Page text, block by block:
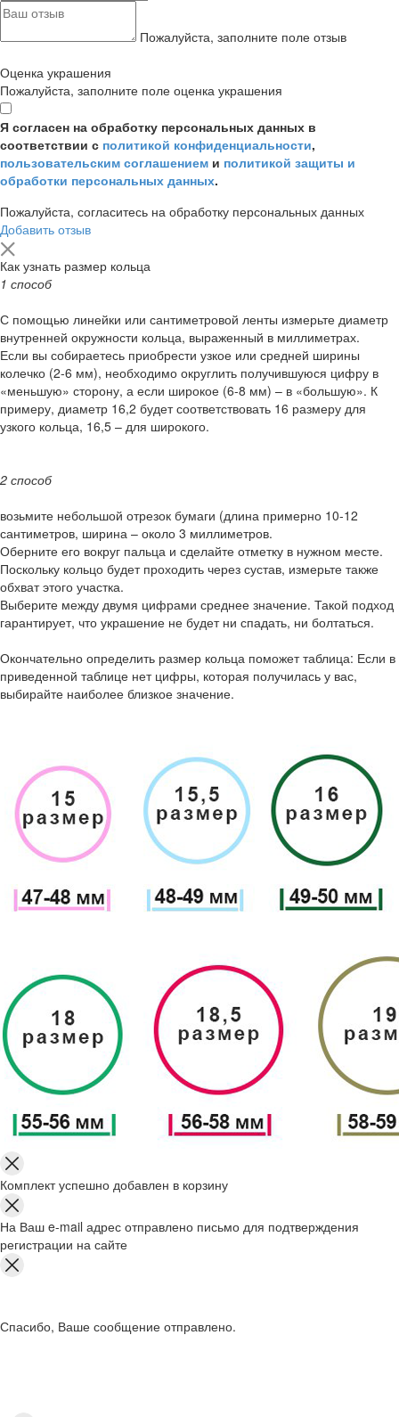
Пожалуйста, заполните поле отзыв
Оценка украшения
Пожалуйста, заполните поле оценка украшения
Я согласен на обработку персональных данных в
соответствии с политикой конфиденциальности,
пользовательским соглашением и политикой защиты и
обработки персональных данных.
Пожалуйста, согласитесь на обработку персональных данных
Добавить отзыв
Как узнать размер кольца
1 способ
С помощью линейки или сантиметровой ленты измерьте диаметр
внутренней окружности кольца, выраженный в миллиметрах.
Если вы собираетесь приобрести узкое или средней ширины
колечко (2-6 мм), необходимо округлить получившуюся цифру в
«меньшую» сторону, а если широкое (6-8 мм) – в «большую». К
примеру, диаметр 16,2 будет соответствовать 16 размеру для
узкого кольца, 16,5 – для широкого.
2 способ
возьмите небольшой отрезок бумаги (длина примерно 10-12
сантиметров, ширина – около 3 миллиметров.
Оберните его вокруг пальца и сделайте отметку в нужном месте.
Поскольку кольцо будет проходить через сустав, измерьте также
обхват этого участка.
Выберите между двумя цифрами среднее значение. Такой подход
гарантирует, что украшение не будет ни спадать, ни болтаться.
Окончательно определить размер кольца поможет таблица: Если в
приведенной таблице нет цифры, которая получилась у вас,
выбирайте наиболее близкое значение.
Комплект успешно добавлен в корзину
На Ваш e-mail адрес отправлено письмо для подтверждения
регистрации на сайте
Спасибо, Ваше сообщение отправлено.